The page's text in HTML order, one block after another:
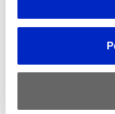
interesante, es
siembre muy
que hay en el
de calidad”,
vicerrectora de